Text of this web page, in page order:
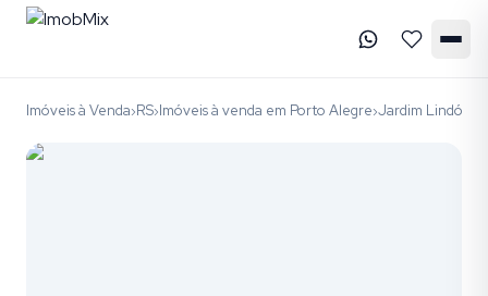
Imóveis à Venda›RS›Imóveis à venda em Porto Alegre›Jardim Lindóia